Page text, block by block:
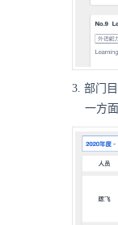
3. 部门
一方面